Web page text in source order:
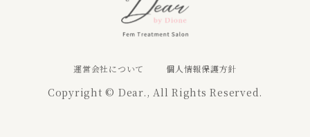
運営会社について 個人情報保護方針
Copyright © Dear., All Rights Reserved.